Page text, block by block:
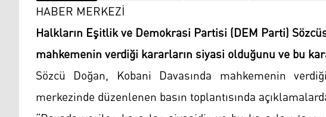
HABER MERKEZİ
Halkların Eşitlik ve Demokrasi Partisi (DEM Parti)
mahkemenin verdiği kararların siyasi olduğunu ve bu
Sözcü Doğan, Kobani Davasında mahkemenin
merkezinde düzenlenen basın toplantısında